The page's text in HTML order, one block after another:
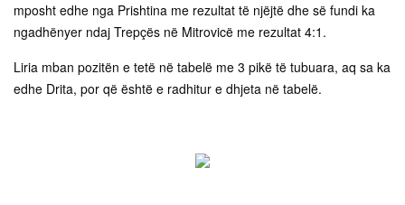
mposht edhe nga Prishtina me rezultat të njëjtë dhe së fundi ka
ngadhënyer ndaj Trepçës në Mitrovicë me rezultat 4:1.
Liria mban pozitën e tetë në tabelë me 3 pikë të tubuara, aq sa ka
edhe Drita, por që është e radhitur e dhjeta në tabelë.